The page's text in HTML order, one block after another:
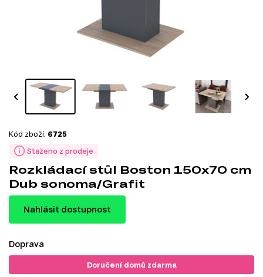
Staženo z prodeje
Kód zboží: 6725
Rozkládací stůl Boston 150x70 cm
Dub sonoma/Grafit
Nahlásit dostupnost
Doprava
Doručení domů zdarma